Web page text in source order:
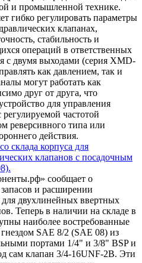
и промышленной технике.
гибко регулировать параметры
клапанах,
стабильность и
операций в ответственных
с двумя выходами (серия XMD-
как давлением, так и
могут работать как
друг от друга, что
для управления
частотой
реверсивного типа или
действия.
склада корпуса для
клапанов с посадочным
сообщает о
и расширении
для двухлинейных ввертных
Теперь в наличии на складе в
наиболее востребованные
SAE 8/2 (SAE 08) из
портами 1/4" и 3/8" BSP и
сам клапан 3/4-16UNF-2B. Эти